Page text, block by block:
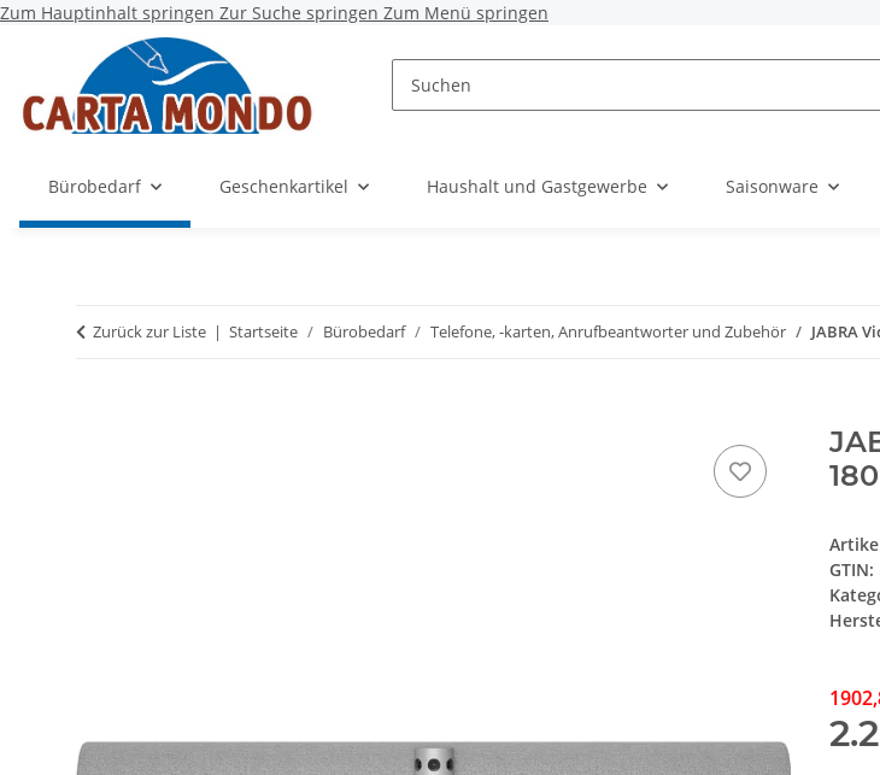
Zum Hauptinhalt springen Zur Suche springen Zum Menü springen
Bürobedarf Geschenkartikel Haushalt und Gastgewerbe Saisonware
Zurück zur Liste Startseite Bürobedarf Telefone, -karten, Anrufbeantworter und Zubehör JABRA
GTIN: